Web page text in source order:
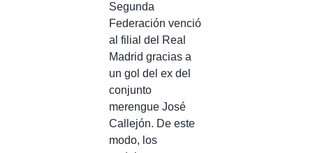
Segunda
Federación venció
al filial del Real
Madrid gracias a
un gol del ex del
conjunto
merengue José
Callejón. De este
modo, los